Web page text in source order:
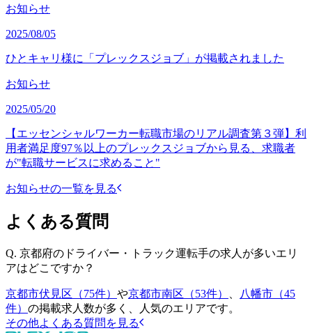
お知らせ
2025/08/05
ひとキャリ様に「プレックスジョブ」が掲載されました
お知らせ
2025/05/20
【エッセンシャルワーカー転職市場のリアル調査第３弾】利
用者満足度97％以上のプレックスジョブから見る、求職者
が"転職サービスに求めること"
お知らせの一覧を見る
よくある質問
Q. 京都府のドライバー・トラック運転手の求人が多いエリ
アはどこですか？
京都市伏見区（75件） や京都市南区（53件）
八幡市（45
件） の掲載求人数が多く、人気のエリアです。
その他よくある質問を見る